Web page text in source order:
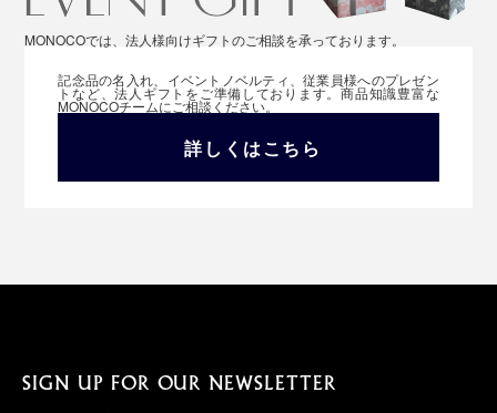
MONOCOでは、法人様向けギフトのご相談を承っております。
記念品の名入れ、イベントノベルティ、従業員様へのプレゼン
トなど、法人ギフトをご準備しております。商品知識豊富な
MONOCOチームにご相談ください。
詳しくはこちら
SIGN UP FOR OUR NEWSLETTER